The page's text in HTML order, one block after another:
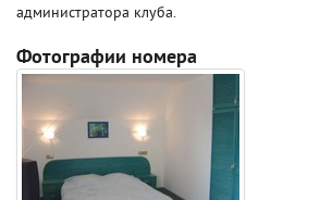
администратора клуба.
Фотографии номера